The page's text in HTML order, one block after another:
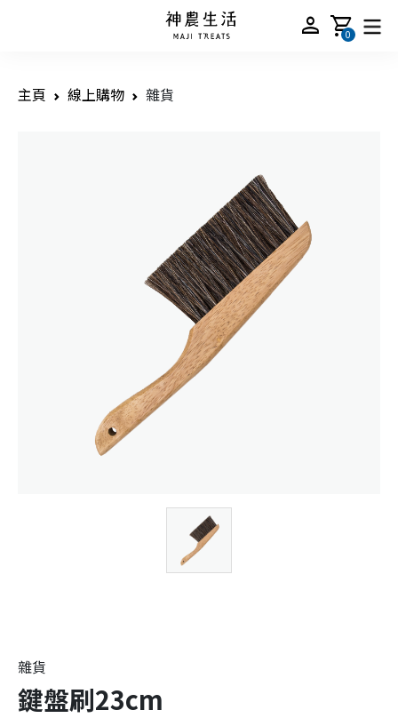
person shopping_cart
0
主頁 線上購物 雜貨
雜貨
鍵盤刷23cm